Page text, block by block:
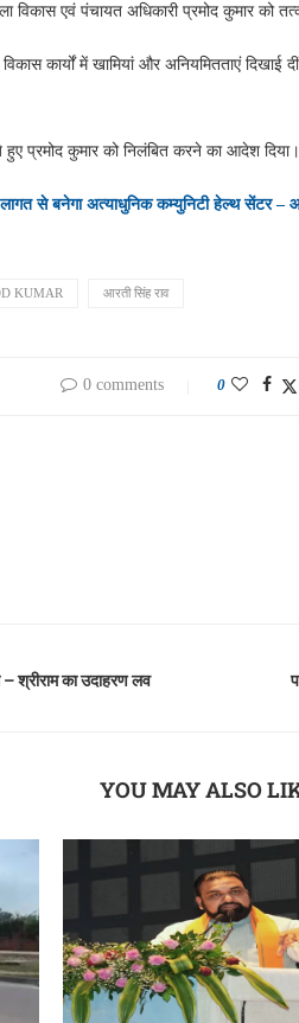
विकास एवं पंचायत अधिकारी प्रमोद कुमार को
कार्यों में खामियां और अनियमितताएं
प्रमोद कुमार को निलंबित करने का आदेश दिया।
से बनेगा अत्याधुनिक कम्युनिटी हेल्थ सेंटर –
KUMAR आरती सिंह राव
0 comments 0
– श्रीराम का उदाहरण लव
YOU MAY ALSO